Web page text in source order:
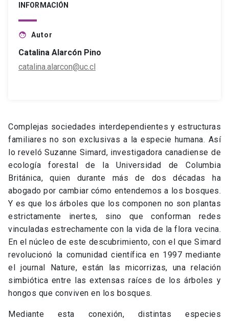
INFORMACIÓN
face Autor
Catalina Alarcón Pino
catalina.alarcon@uc.cl
Complejas sociedades interdependientes y estructuras
familiares no son exclusivas a la especie humana. Así
lo reveló Suzanne Simard, investigadora canadiense de
ecología forestal de la Universidad de Columbia
Británica, quien durante más de dos décadas ha
abogado por cambiar cómo entendemos a los bosques.
Y es que los árboles que los componen no son plantas
estrictamente inertes, sino que conforman redes
vinculadas estrechamente con la vida de la flora vecina.
En el núcleo de este descubrimiento, con el que Simard
revolucionó la comunidad científica en 1997 mediante
el journal Nature, están las micorrizas, una relación
simbiótica entre las extensas raíces de los árboles y
hongos que conviven en los bosques.
Mediante esta conexión, distintas especies